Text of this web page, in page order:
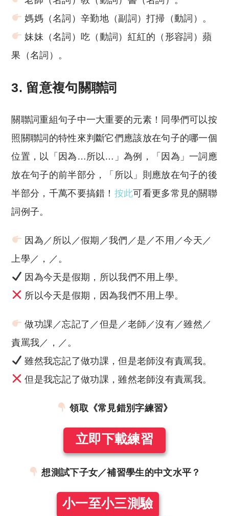
媽媽（名詞）辛勤地（副詞）打掃（動詞）。
妹妹（名詞）吃（動詞）紅紅的（形容詞）蘋
果（名詞）。
3. 留意複句關聯詞
關聯詞重組句子中一大重要的元素！同學們可以按
照關聯詞的特性來判斷它們應該放在句子的哪一個
位置，以「因為…所以…」為例，「因為」一詞應
放在句子的前半部分，「所以」則應放在句子的後
半部分，千萬不要搞錯！ 按此可看更多常見的關聯
詞例子。
因為／所以／假期／我們／是／不用／今天／
上學／，／。
因為今天是假期，所以我們不用上學。
所以今天是假期，因為我們不用上學。
做功課／忘記了／但是／老師／沒有／雖然／
責罵我／，／。
雖然我忘記了做功課，但是老師沒有責罵我。
但是我忘記了做功課，雖然老師沒有責罵我。
領取《常見錯別字練習》
立即下載練習
想測試下子女／補習學生的中文水平？
小一至小三測驗